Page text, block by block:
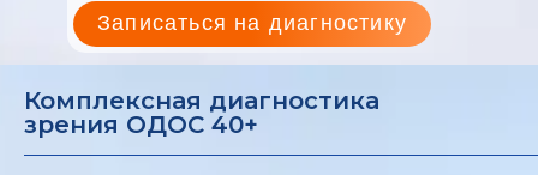
Записаться на диагностику
Комплексная диагностика
зрения ОДОС 40+